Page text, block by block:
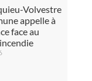
Volvestre
appelle à
face au